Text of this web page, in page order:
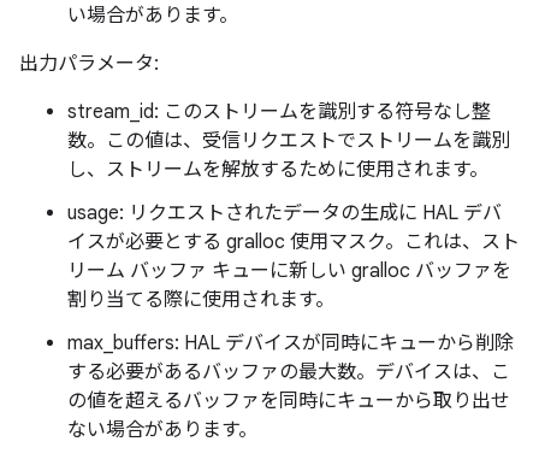
い場合があります。
出力パラメータ:
stream_id: このストリームを識別する符号なし整
数。この値は、受信リクエストでストリームを識別
し、ストリームを解放するために使用されます。
usage: リクエストされたデータの生成に HAL デバ
イスが必要とする gralloc 使用マスク。これは、スト
リーム バッファ キューに新しい gralloc バッファを
割り当てる際に使用されます。
max_buffers: HAL デバイスが同時にキューから削除
する必要があるバッファの最大数。デバイスは、こ
の値を超えるバッファを同時にキューから取り出せ
ない場合があります。